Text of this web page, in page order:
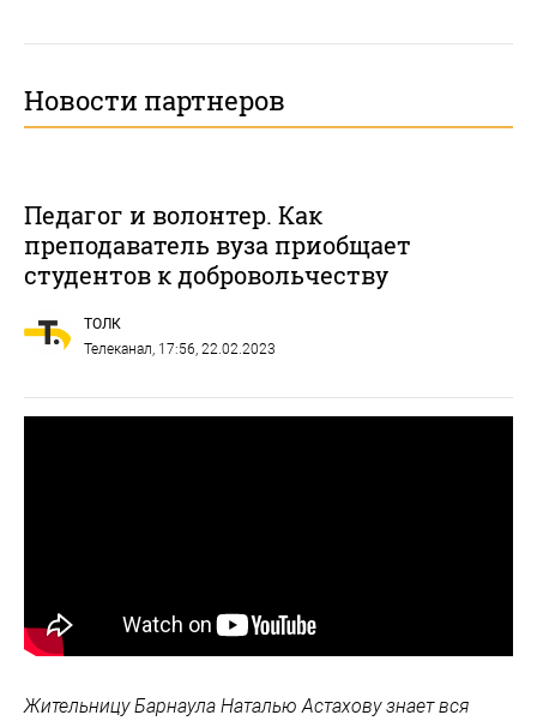
Новости партнеров
Педагог и волонтер. Как
преподаватель вуза приобщает
студентов к добровольчеству
ТОЛК
Телеканал , 17:56, 22.02.2023
Жительницу Барнаула Наталью Астахову знает вся